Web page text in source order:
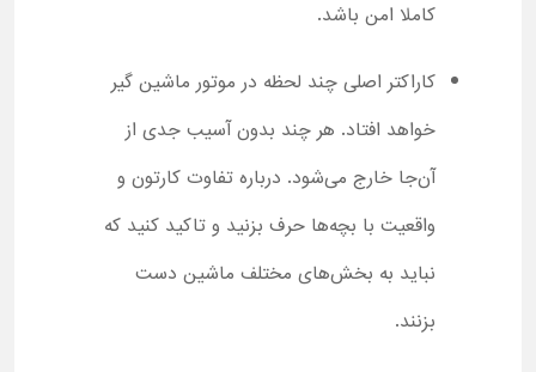
کاملا امن باشد.
کاراکتر اصلی چند لحظه در موتور ماشین گیر
خواهد افتاد. هر چند بدون آسیب جدی از
آن‌جا خارج می‌شود. درباره تفاوت کارتون و
واقعیت با بچه‌ها حرف بزنید و تاکید کنید که
نباید به بخش‌های مختلف ماشین دست
بزنند.